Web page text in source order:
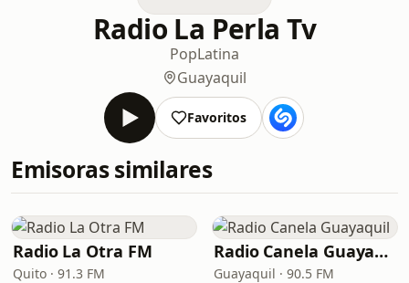
Radio La Perla Tv
PopLatina
Guayaquil
Favoritos
Emisoras similares
Radio La Otra FM
Quito · 91.3 FM
Radio Canela Guayaquil
Guayaquil · 90.5 FM